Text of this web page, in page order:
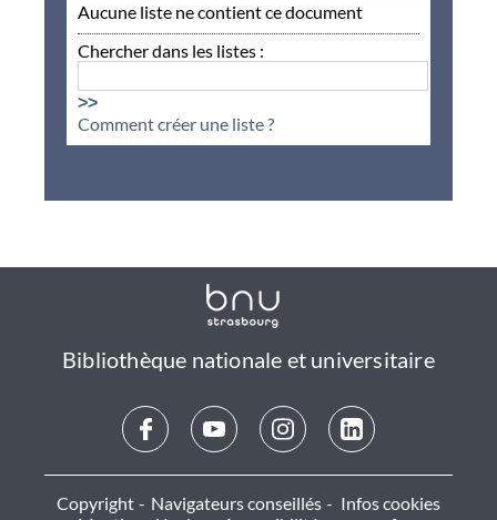
Aucune liste ne contient ce document
Chercher dans les listes :
>>
Comment créer une liste ?
Bibliothèque nationale et universitaire
Copyright Navigateurs conseillés
Infos cookies